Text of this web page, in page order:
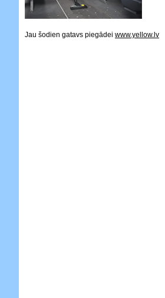
Jau šodien gatavs piegādei www.yellow.lv